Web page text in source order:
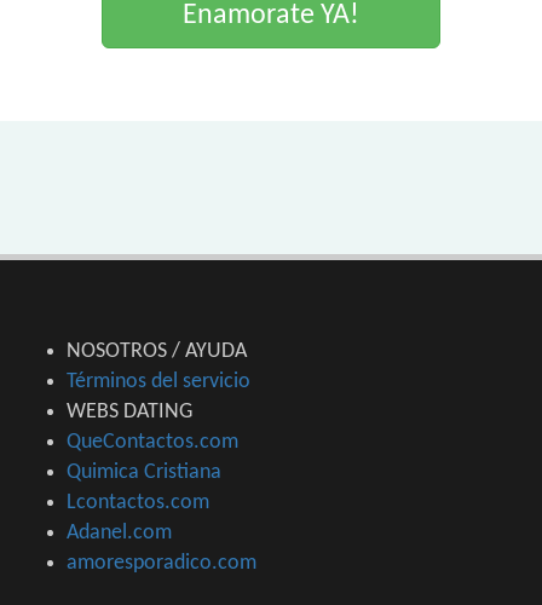
Enamorate YA!
NOSOTROS / AYUDA
Términos del servicio
WEBS DATING
QueContactos.com
Quimica Cristiana
Lcontactos.com
Adanel.com
amoresporadico.com